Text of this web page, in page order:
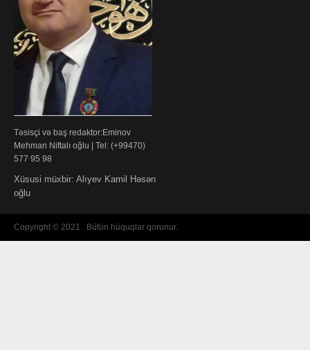
Təsisçi və baş redaktor:Eminov
Mehman Niftalı oğlu | Tel: (+99470)
577 95 98
Xüsusi müxbir: Alıyev Kamil Həsən
oğlu
Copyright © 2021 . Bütün hüquqlar qorunur.